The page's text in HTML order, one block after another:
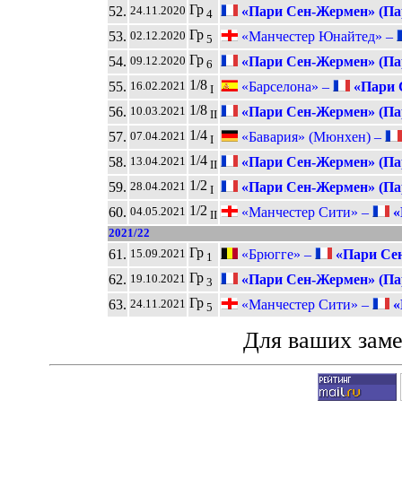
52. 24.11.2020 Гр4
«Пари Сен-Жермен»
53. 02.12.2020 Гр5
«Манчестер Юнайтед» –
54. 09.12.2020 Гр6
«Пари Сен-Жермен»
55. 16.02.2021 1/8I «Барселона» –
«Пари
56. 10.03.2021 1/8II
«Пари Сен-Жермен»
57. 07.04.2021 1/4I «Бавария» (Мюнхен) –
58. 13.04.2021 1/4II
«Пари Сен-Жермен»
59. 28.04.2021 1/2I
«Пари Сен-Жермен»
60. 04.05.2021 1/2II «Манчестер Сити» –
2021/22
61. 15.09.2021 Гр1 «Брюгге» –
«Пари
62. 19.10.2021 Гр3
«Пари Сен-Жермен»
63. 24.11.2021 Гр5 «Манчестер Сити» –
Для ваших